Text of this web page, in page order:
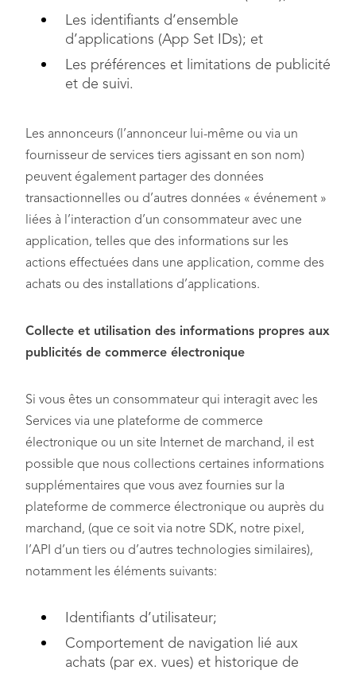
Les identifiants d’ensemble
d’applications (App Set IDs); et
Les préférences et limitations de publicité
et de suivi.
Les annonceurs (l’annonceur lui-même ou via un
fournisseur de services tiers agissant en son nom)
peuvent également partager des données
transactionnelles ou d’autres données « événement »
liées à l’interaction d’un consommateur avec une
application, telles que des informations sur les
actions effectuées dans une application, comme des
achats ou des installations d’applications.
Collecte et utilisation des informations propres aux
publicités de commerce électronique
Si vous êtes un consommateur qui interagit avec les
Services via une plateforme de commerce
électronique ou un site Internet de marchand, il est
possible que nous collections certaines informations
supplémentaires que vous avez fournies sur la
plateforme de commerce électronique ou auprès du
marchand, (que ce soit via notre SDK, notre pixel,
l’API d’un tiers ou d’autres technologies similaires),
notamment les éléments suivants:
Identifiants d’utilisateur;
Comportement de navigation lié aux
achats (par ex. vues) et historique de